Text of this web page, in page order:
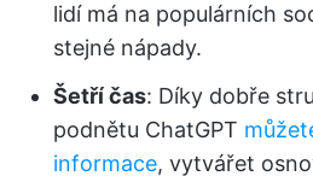
lidí má na populárních
stejné nápady.
Šetří čas: Díky dobře
podnětu ChatGPT
informace, vytvářet